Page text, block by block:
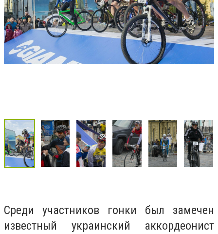
Среди участников гонки был замечен
известный украинский аккордеонист